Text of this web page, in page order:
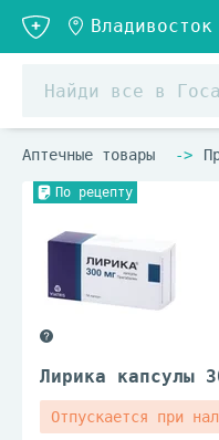
Аптечные товары
По рецепту
Лирика капсулы
Отпускается при